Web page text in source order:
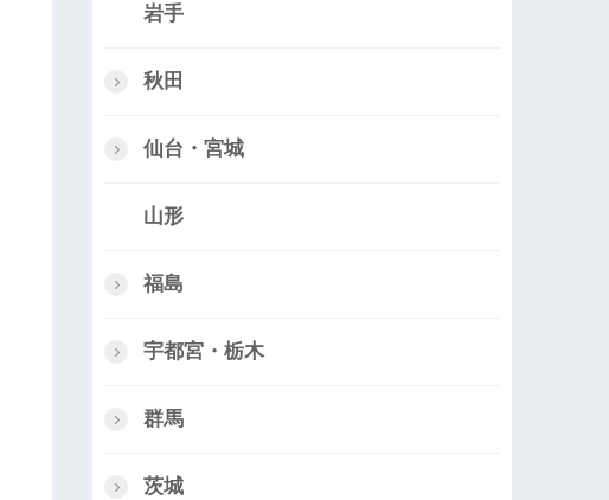
岩手
秋田
仙台・宮城
山形
福島
宇都宮・栃木
群馬
茨城